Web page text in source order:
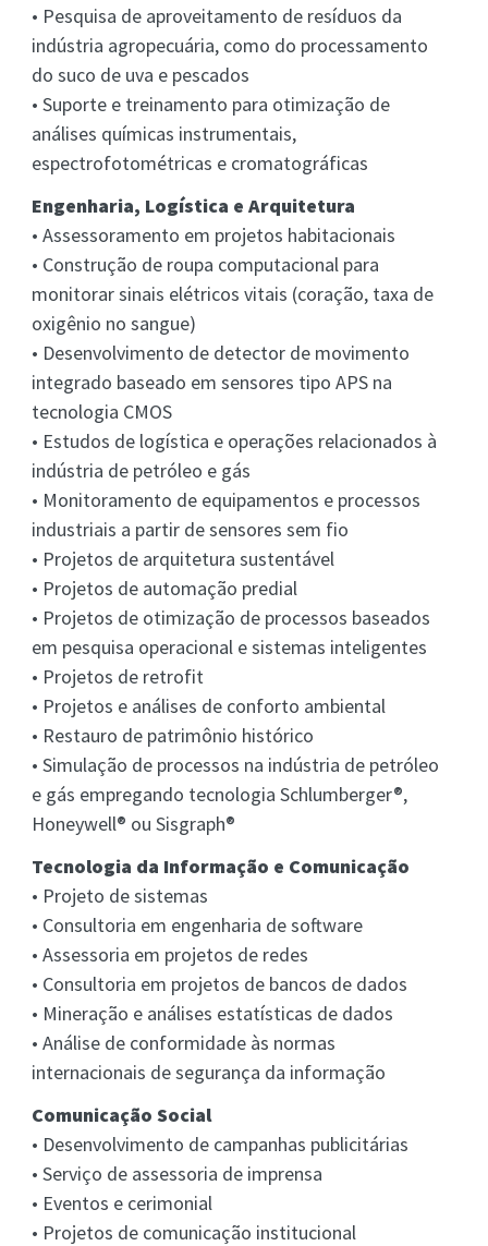
• Pesquisa de aproveitamento de resíduos da
indústria agropecuária, como do processamento
do suco de uva e pescados
• Suporte e treinamento para otimização de
análises químicas instrumentais,
espectrofotométricas e cromatográficas
Engenharia, Logística e Arquitetura
• Assessoramento em projetos habitacionais
• Construção de roupa computacional para
monitorar sinais elétricos vitais (coração, taxa de
oxigênio no sangue)
• Desenvolvimento de detector de movimento
integrado baseado em sensores tipo APS na
tecnologia CMOS
• Estudos de logística e operações relacionados à
indústria de petróleo e gás
• Monitoramento de equipamentos e processos
industriais a partir de sensores sem fio
• Projetos de arquitetura sustentável
• Projetos de automação predial
• Projetos de otimização de processos baseados
em pesquisa operacional e sistemas inteligentes
• Projetos de retrofit
• Projetos e análises de conforto ambiental
• Restauro de patrimônio histórico
• Simulação de processos na indústria de petróleo
e gás empregando tecnologia Schlumberger®,
Honeywell® ou Sisgraph®
Tecnologia da Informação e Comunicação
• Projeto de sistemas
• Consultoria em engenharia de software
• Assessoria em projetos de redes
• Consultoria em projetos de bancos de dados
• Mineração e análises estatísticas de dados
• Análise de conformidade às normas
internacionais de segurança da informação
Comunicação Social
• Desenvolvimento de campanhas publicitárias
• Serviço de assessoria de imprensa
• Eventos e cerimonial
• Projetos de comunicação institucional